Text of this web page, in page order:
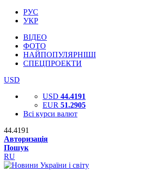
РУС
УКР
ВІДЕО
ФОТО
НАЙПОПУЛЯРНІШІ
СПЕЦПРОЕКТИ
USD
USD 44.4191
EUR 51.2905
Всі курси валют
44.4191
Авторизація
Пошук
RU